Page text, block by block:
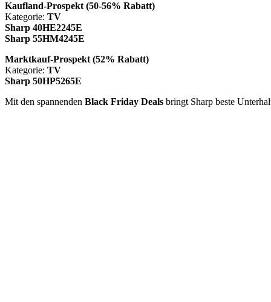
Kaufland-Prospekt (50-56% Rabatt)
Kategorie: TV
Sharp 40HE2245E
Sharp 55HM4245E
Marktkauf-Prospekt (52% Rabatt)
Kategorie: TV
Sharp 50HP5265E
Mit den spannenden Black Friday Deals bringt Sharp beste